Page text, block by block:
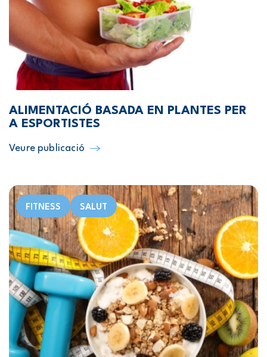
ALIMENTACIÓ BASADA EN PLANTES PER
A ESPORTISTES
Veure publicació
FITNESS SALUT